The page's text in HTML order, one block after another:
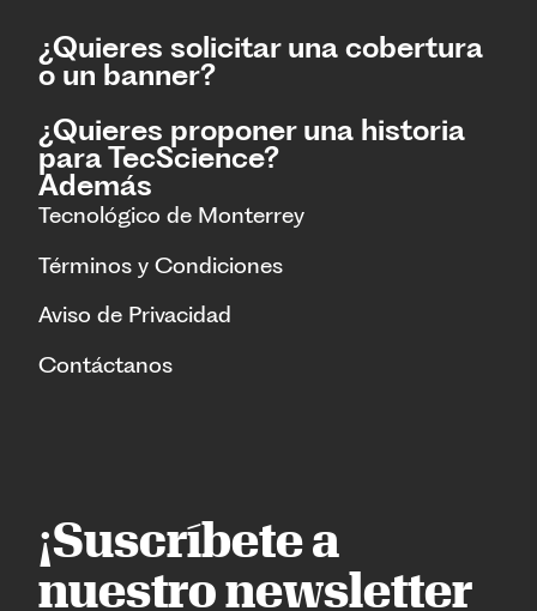
¿Quieres solicitar una cobertura
o un banner?
¿Quieres proponer una historia
para TecScience?
Además
Tecnológico de Monterrey
Términos y Condiciones
Aviso de Privacidad
Contáctanos
¡Suscríbete a
nuestro newsletter